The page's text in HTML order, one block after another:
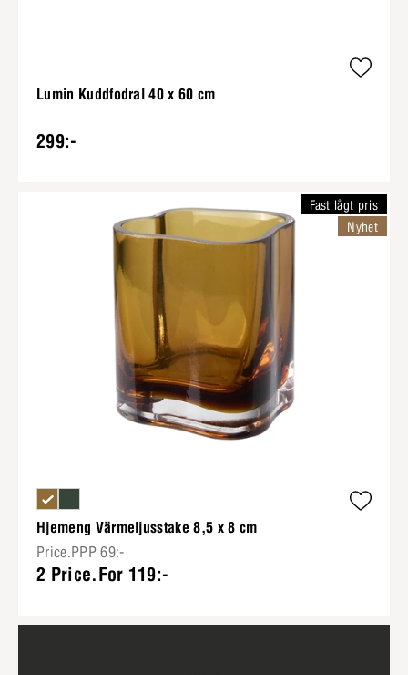
Lumin Kuddfodral 40 x 60 cm
299:-
Hjemeng Värmeljusstake 8,5 x 8 cm
Price.PPP 69:-
2 Price.For 119:-
Fast lågt pris
Nyhet